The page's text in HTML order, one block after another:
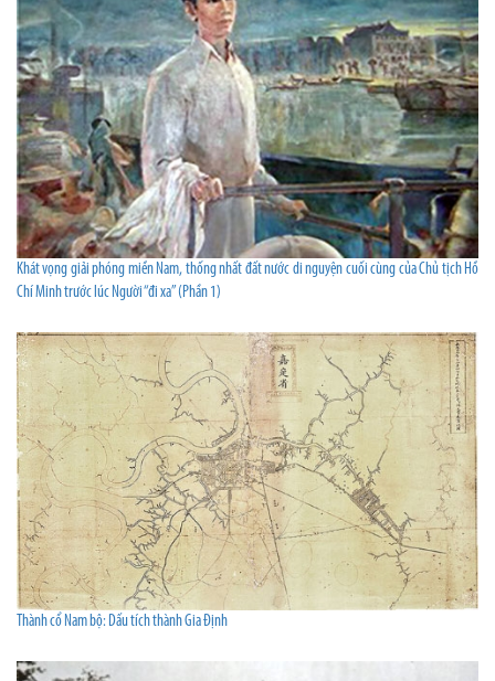
Khát vọng giải phóng miền Nam, thống nhất đất nước di nguyện cuối cùng của Chủ tịch Hồ
Chí Minh trước lúc Người “đi xa” (Phần 1)
Thành cổ Nam bộ: Dấu tích thành Gia Định